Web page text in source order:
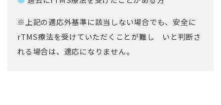
※上記の適応外基準に該当しない場合でも、安全に
rTMS療法を受けていただくことが難し いと判断さ
れる場合は、適応になりません。